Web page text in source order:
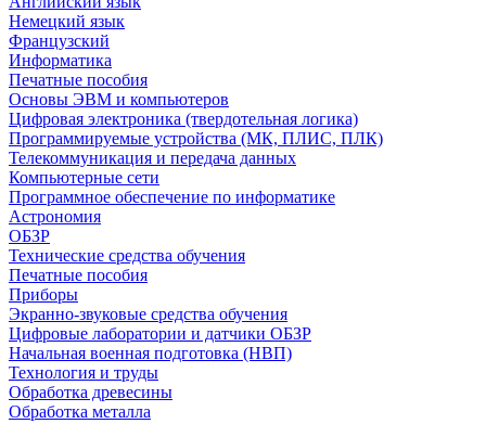
Немецкий язык
Французский
Информатика
Печатные пособия
Основы ЭВМ и компьютеров
Цифровая электроника (твердотельная логика)
Программируемые устройства (МК, ПЛИС, ПЛК)
Телекоммуникация и передача данных
Компьютерные сети
Программное обеспечение по информатике
Астрономия
ОБЗР
Технические средства обучения
Печатные пособия
Приборы
Экранно-звуковые средства обучения
Цифровые лаборатории и датчики ОБЗР
Начальная военная подготовка (НВП)
Технология и труды
Обработка древесины
Обработка металла